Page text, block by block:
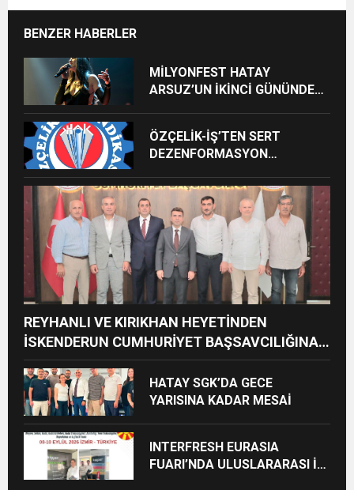
BENZER HABERLER
MİLYONFEST HATAY
ARSUZ’UN İKİNCİ GÜNÜNDE
ÖZÇELİK-İŞ’TEN SERT
DEZENFORMASYON
CEZAİ SÜREÇ BAŞLATILDI”
REYHANLI VE KIRIKHAN HEYETİNDEN
İSKENDERUN CUMHURİYET BAŞSAVCILIĞINA
ZİYARET
HATAY SGK’DA GECE
YARISINA KADAR MESAİ
INTERFRESH EURASIA
FUARI’NDA ULUSLARARASI İŞ